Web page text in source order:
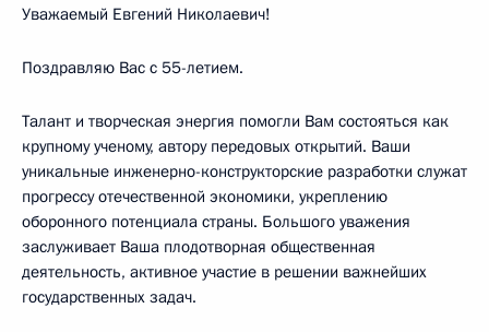
Уважаемый Евгений Николаевич!
Поздравляю Вас с 55-летием.
Талант и творческая энергия помогли Вам состояться как
крупному ученому, автору передовых открытий. Ваши
уникальные инженерно-конструкторские разработки служат
прогрессу отечественной экономики, укреплению
оборонного потенциала страны. Большого уважения
заслуживает Ваша плодотворная общественная
деятельность, активное участие в решении важнейших
государственных задач.